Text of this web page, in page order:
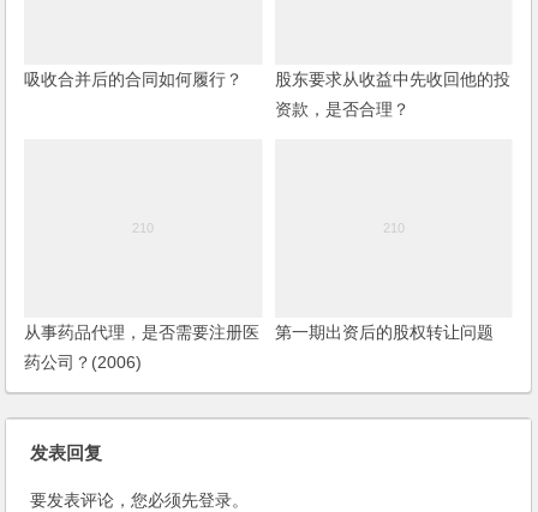
吸收合并后的合同如何履行？
股东要求从收益中先收回他的投
资款，是否合理？
从事药品代理，是否需要注册医
药公司？(2006)
第一期出资后的股权转让问题
发表回复
要发表评论，您必须先登录。